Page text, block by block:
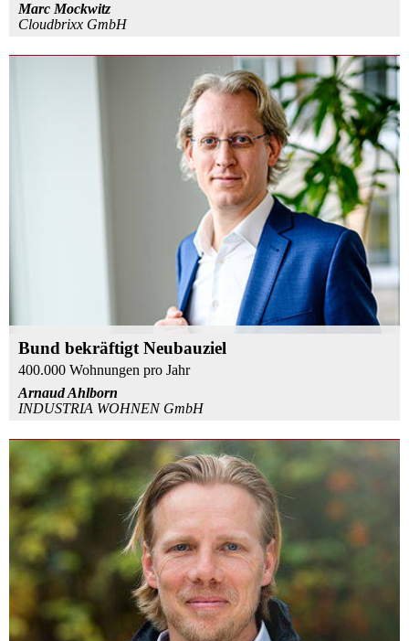
Marc Mockwitz
Cloudbrixx GmbH
Bund bekräftigt Neubauziel
400.000 Wohnungen pro Jahr
Arnaud Ahlborn
INDUSTRIA WOHNEN GmbH